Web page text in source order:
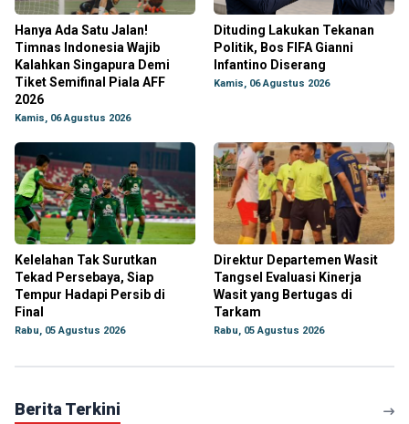
Hanya Ada Satu Jalan!
Timnas Indonesia Wajib
Kalahkan Singapura Demi
Tiket Semifinal Piala AFF
2026
Kamis, 06 Agustus 2026
Dituding Lakukan Tekanan
Politik, Bos FIFA Gianni
Infantino Diserang
Kamis, 06 Agustus 2026
Kelelahan Tak Surutkan
Tekad Persebaya, Siap
Tempur Hadapi Persib di
Final
Rabu, 05 Agustus 2026
Direktur Departemen Wasit
Tangsel Evaluasi Kinerja
Wasit yang Bertugas di
Tarkam
Rabu, 05 Agustus 2026
Berita Terkini